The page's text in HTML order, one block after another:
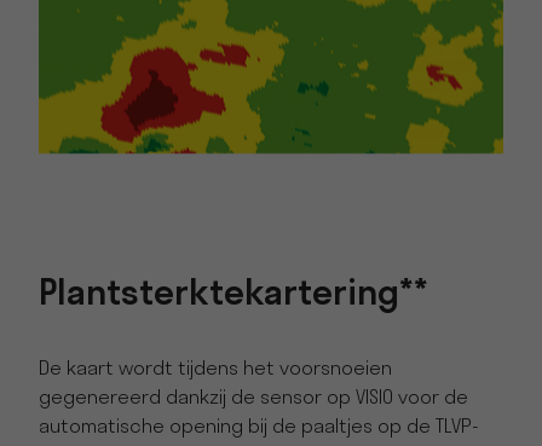
Plantsterktekartering**
De kaart wordt tijdens het voorsnoeien
gegenereerd dankzij de sensor op VISIO voor de
automatische opening bij de paaltjes op de TLVP-